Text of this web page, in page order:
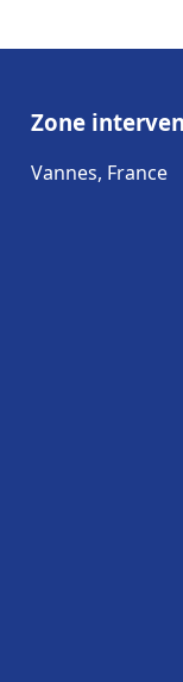
Zone
Vannes, France